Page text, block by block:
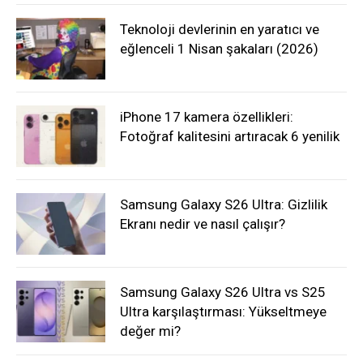
Teknoloji devlerinin en yaratıcı ve
eğlenceli 1 Nisan şakaları (2026)
iPhone 17 kamera özellikleri:
Fotoğraf kalitesini artıracak 6 yenilik
Samsung Galaxy S26 Ultra: Gizlilik
Ekranı nedir ve nasıl çalışır?
Samsung Galaxy S26 Ultra vs S25
Ultra karşılaştırması: Yükseltmeye
değer mi?